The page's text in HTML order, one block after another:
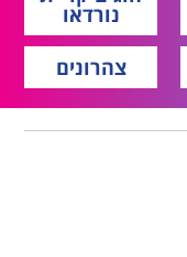
נורדאו
צהרונים